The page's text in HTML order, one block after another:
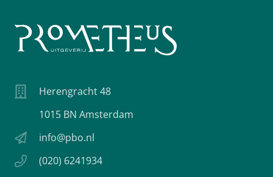
Herengracht 48
1015 BN Amsterdam
info@pbo.nl
(020) 6241934